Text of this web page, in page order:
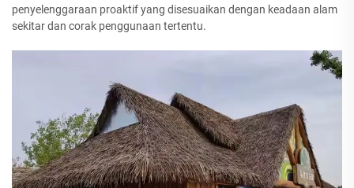
penyelenggaraan proaktif yang disesuaikan dengan keadaan alam
sekitar dan corak penggunaan tertentu.